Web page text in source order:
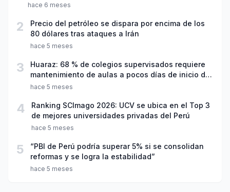
hace 6 meses
2
Precio del petróleo se dispara por encima de los
80 dólares tras ataques a Irán
hace 5 meses
3
Huaraz: 68 % de colegios supervisados requiere
mantenimiento de aulas a pocos días de inicio del
año escolar 2026
hace 5 meses
4
Ranking SCImago 2026: UCV se ubica en el Top 3
de mejores universidades privadas del Perú
hace 5 meses
5
“PBI de Perú podría superar 5% si se consolidan
reformas y se logra la estabilidad”
hace 5 meses